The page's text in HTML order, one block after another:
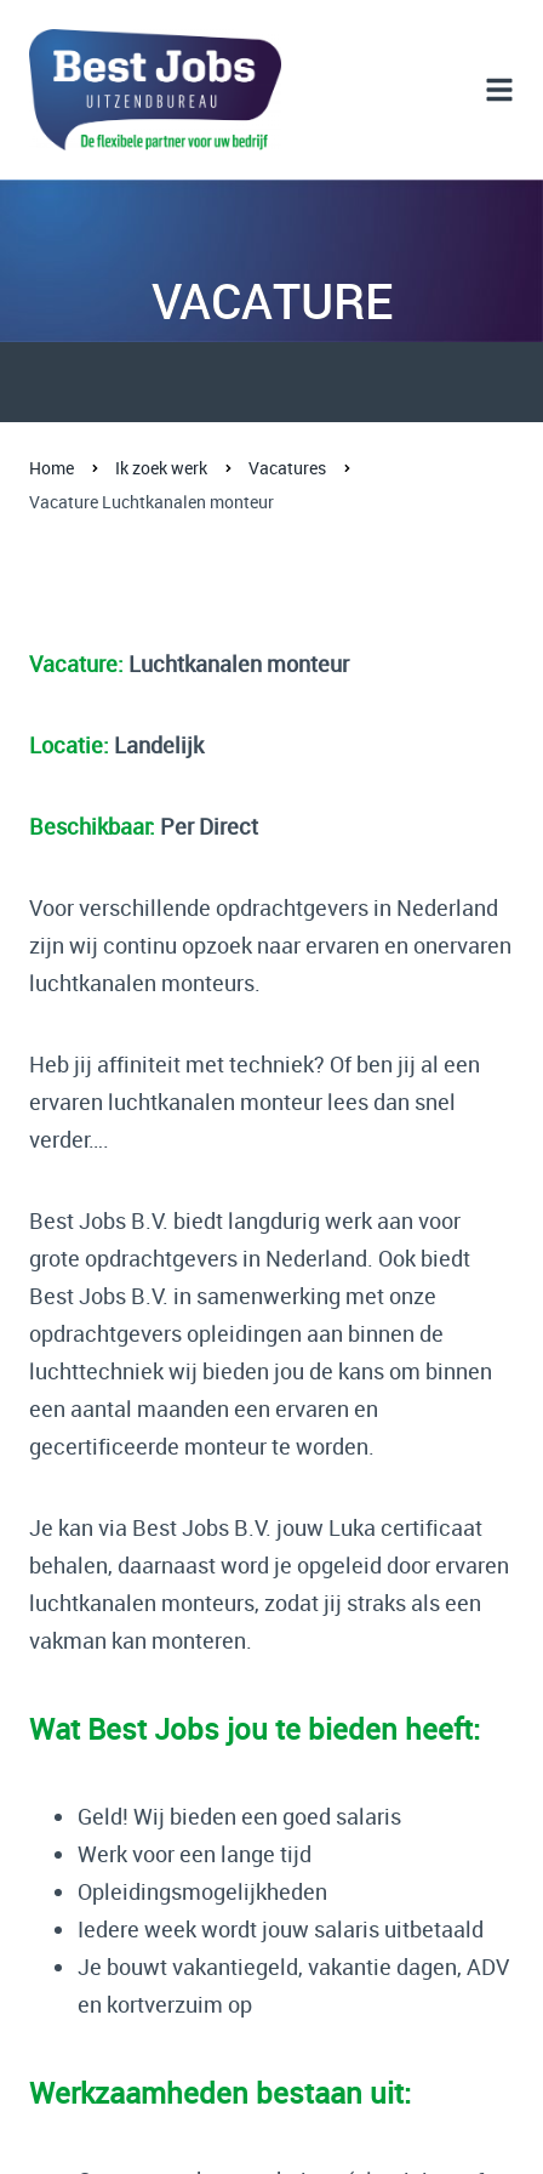
VACATURE
Home Ik zoek werk
Vacatures
Vacature Luchtkanalen monteur
Vacature: Luchtkanalen monteur
Locatie: Landelijk
Beschikbaar: Per Direct
Voor verschillende opdrachtgevers in Nederland
zijn wij continu opzoek naar ervaren en onervaren
luchtkanalen monteurs.
Heb jij affiniteit met techniek? Of ben jij al een
ervaren luchtkanalen monteur lees dan snel
verder….
Best Jobs B.V. biedt langdurig werk aan voor
grote opdrachtgevers in Nederland. Ook biedt
Best Jobs B.V. in samenwerking met onze
opdrachtgevers opleidingen aan binnen de
luchttechniek wij bieden jou de kans om binnen
een aantal maanden een ervaren en
gecertificeerde monteur te worden.
Je kan via Best Jobs B.V. jouw Luka certificaat
behalen, daarnaast word je opgeleid door ervaren
luchtkanalen monteurs, zodat jij straks als een
vakman kan monteren.
Wat Best Jobs jou te bieden heeft:
Geld! Wij bieden een goed salaris
Werk voor een lange tijd
Opleidingsmogelijkheden
Iedere week wordt jouw salaris uitbetaald
Je bouwt vakantiegeld, vakantie dagen, ADV
en kortverzuim op
Werkzaamheden bestaan uit: